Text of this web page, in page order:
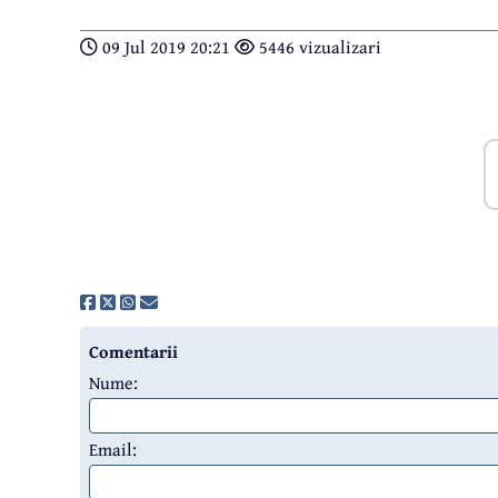
09 Jul 2019 20:21 5446 vizualizari
Comentarii
Nume:
Email: